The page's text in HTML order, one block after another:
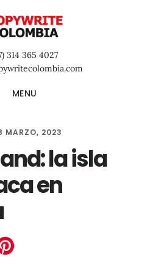
314 365 4027
MENU
MARZO, 2023
la isla
en